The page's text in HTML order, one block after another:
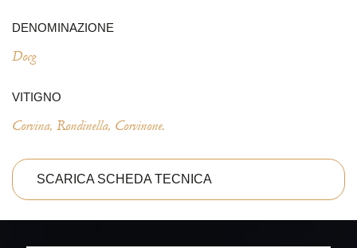
DENOMINAZIONE
Docg
VITIGNO
Corvina, Rondinella, Corvinone.
SCARICA SCHEDA TECNICA